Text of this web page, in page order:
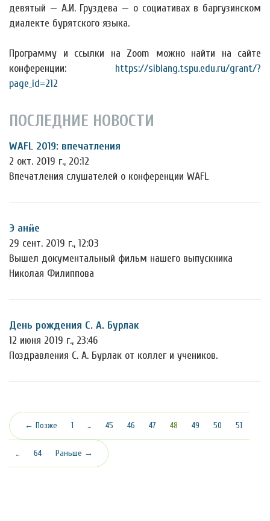
девятый — А.И. Груздева — о социативах в баргузинском
диалекте бурятского языка.
Программу и ссылки на Zoom можно найти на сайте
конференции: https://siblang.tspu.edu.ru/grant/?
page_id=212
ПОСЛЕДНИЕ НОВОСТИ
WAFL 2019: впечатления
2 окт. 2019 г., 20:12
Впечатления слушателей о конференции WAFL
Э анӥе
29 сент. 2019 г., 12:03
Вышел документальный фильм нашего выпускника
Николая Филиппова
День рождения С. А. Бурлак
12 июня 2019 г., 23:46
Поздравления С. А. Бурлак от коллег и учеников.
← Позже 1 … 45 46 47 48 (текущая)
49 50 51
… 64 Раньше →